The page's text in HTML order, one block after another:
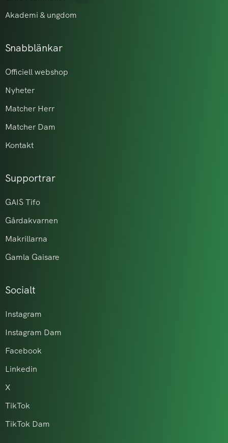
Akademi & ungdom
Snabblänkar
Officiell webshop
Nyheter
Matcher Herr
Matcher Dam
Kontakt
Supportrar
GAIS Tifo
Gårdakvarnen
Makrillarna
Gamla Gaisare
Socialt
Instagram
Instagram Dam
Facebook
Linkedin
X
TikTok
TikTok Dam